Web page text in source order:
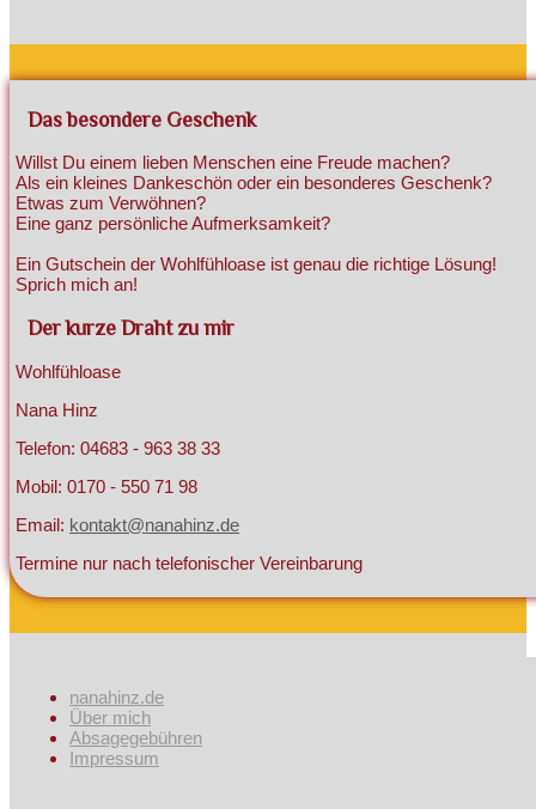
Das besondere Geschenk
Willst Du einem lieben Menschen eine Freude machen?
Als ein kleines Dankeschön oder ein besonderes Geschenk?
Etwas zum Verwöhnen?
Eine ganz persönliche Aufmerksamkeit?
Ein Gutschein der Wohlfühloase ist genau die richtige Lösung!
Sprich mich an!
Der kurze Draht zu mir
Wohlfühloase
Nana Hinz
Telefon: 04683 - 963 38 33
Mobil: 0170 - 550 71 98
Email: kontakt@nanahinz.de
Termine nur nach telefonischer Vereinbarung
nanahinz.de
Über mich
Absagegebühren
Impressum